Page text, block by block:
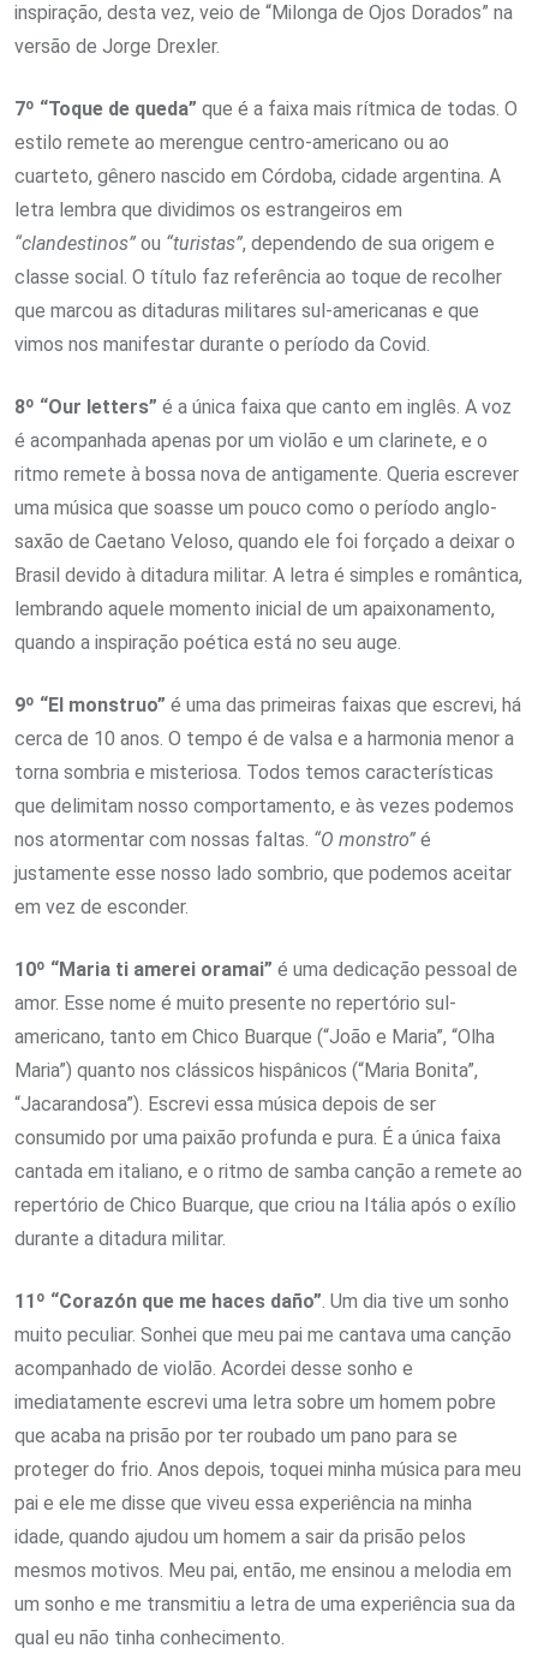
inspiração, desta vez, veio de “Milonga de Ojos Dorados” na
versão de Jorge Drexler.
7º “Toque de queda” que é a faixa mais rítmica de todas. O
estilo remete ao merengue centro-americano ou ao
cuarteto, gênero nascido em Córdoba, cidade argentina. A
letra lembra que dividimos os estrangeiros em
“clandestinos” ou “turistas”, dependendo de sua origem e
classe social. O título faz referência ao toque de recolher
que marcou as ditaduras militares sul-americanas e que
vimos nos manifestar durante o período da Covid.
8º “Our letters” é a única faixa que canto em inglês. A voz
é acompanhada apenas por um violão e um clarinete, e o
ritmo remete à bossa nova de antigamente. Queria escrever
uma música que soasse um pouco como o período anglo-
saxão de Caetano Veloso, quando ele foi forçado a deixar o
Brasil devido à ditadura militar. A letra é simples e romântica,
lembrando aquele momento inicial de um apaixonamento,
quando a inspiração poética está no seu auge.
9º “El monstruo” é uma das primeiras faixas que escrevi, há
cerca de 10 anos. O tempo é de valsa e a harmonia menor a
torna sombria e misteriosa. Todos temos características
que delimitam nosso comportamento, e às vezes podemos
nos atormentar com nossas faltas. “O monstro” é
justamente esse nosso lado sombrio, que podemos aceitar
em vez de esconder.
10º “Maria ti amerei oramai” é uma dedicação pessoal de
amor. Esse nome é muito presente no repertório sul-
americano, tanto em Chico Buarque (“João e Maria”, “Olha
Maria”) quanto nos clássicos hispânicos (“Maria Bonita”,
“Jacarandosa”). Escrevi essa música depois de ser
consumido por uma paixão profunda e pura. É a única faixa
cantada em italiano, e o ritmo de samba canção a remete ao
repertório de Chico Buarque, que criou na Itália após o exílio
durante a ditadura militar.
11º “Corazón que me haces daño”. Um dia tive um sonho
muito peculiar. Sonhei que meu pai me cantava uma canção
acompanhado de violão. Acordei desse sonho e
imediatamente escrevi uma letra sobre um homem pobre
que acaba na prisão por ter roubado um pano para se
proteger do frio. Anos depois, toquei minha música para meu
pai e ele me disse que viveu essa experiência na minha
idade, quando ajudou um homem a sair da prisão pelos
mesmos motivos. Meu pai, então, me ensinou a melodia em
um sonho e me transmitiu a letra de uma experiência sua da
qual eu não tinha conhecimento.